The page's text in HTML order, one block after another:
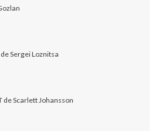
Sergei Loznitsa
de Scarlett Johansson